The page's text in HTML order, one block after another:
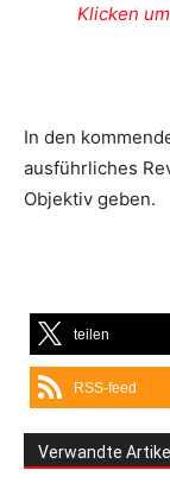
Klicken
In den
ausführliches
Objektiv geben.
teilen
RSS-feed
Verwandte